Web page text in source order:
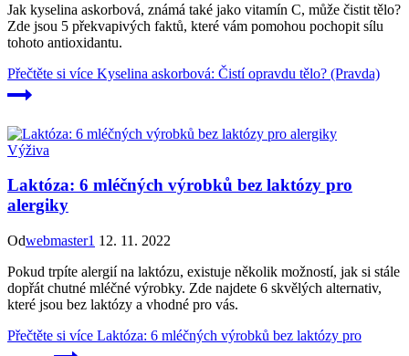
Jak kyselina askorbová, známá také jako vitamín C, může čistit tělo?
Zde jsou 5 překvapivých faktů, které vám pomohou pochopit sílu
tohoto antioxidantu.
Přečtěte si více Kyselina askorbová: Čistí opravdu tělo? (Pravda)
Výživa
Laktóza: 6 mléčných výrobků bez laktózy pro
alergiky
Odwebmaster1 12. 11. 2022
Pokud trpíte alergií na laktózu, existuje několik možností, jak si stále
dopřát chutné mléčné výrobky. Zde najdete 6 skvělých alternativ,
které jsou bez laktózy a vhodné pro vás.
Přečtěte si více Laktóza: 6 mléčných výrobků bez laktózy pro